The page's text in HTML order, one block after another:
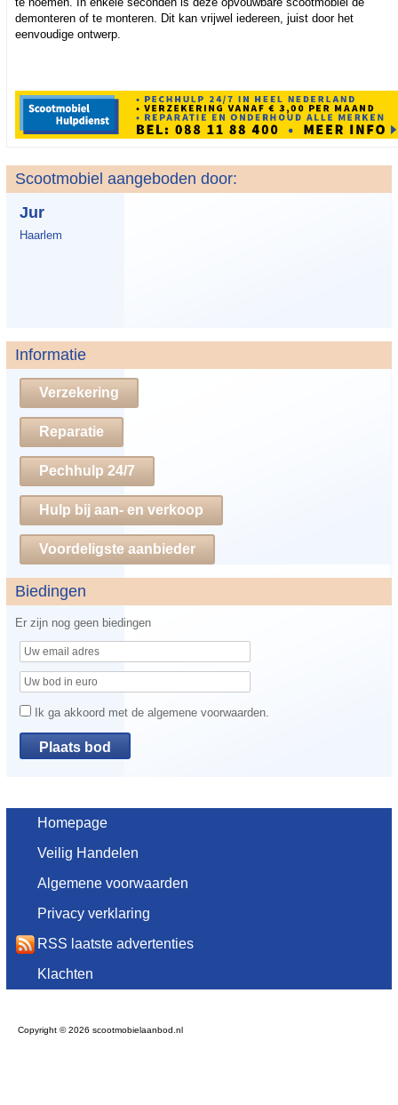
demonteren of te monteren. Dit kan vrijwel iedereen, juist door het
eenvoudige ontwerp.
Scootmobiel aangeboden door:
Jur
Haarlem
Informatie
Verzekering
Reparatie
Pechhulp 24/7
Hulp bij aan- en verkoop
Voordeligste aanbieder
Biedingen
Er zijn nog geen biedingen
Ik ga akkoord met de algemene voorwaarden.
Homepage
Veilig Handelen
Algemene voorwaarden
Privacy verklaring
RSS laatste advertenties
Klachten
Copyright © 2026 scootmobielaanbod.nl